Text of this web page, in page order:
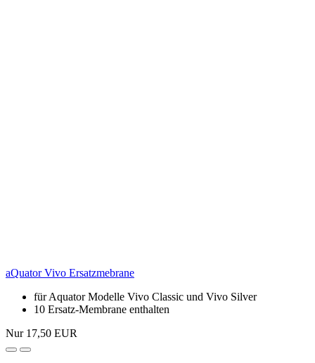
aQuator Vivo Ersatzmebrane
für Aquator Modelle Vivo Classic und Vivo Silver
10 Ersatz-Membrane enthalten
Nur 17,50 EUR